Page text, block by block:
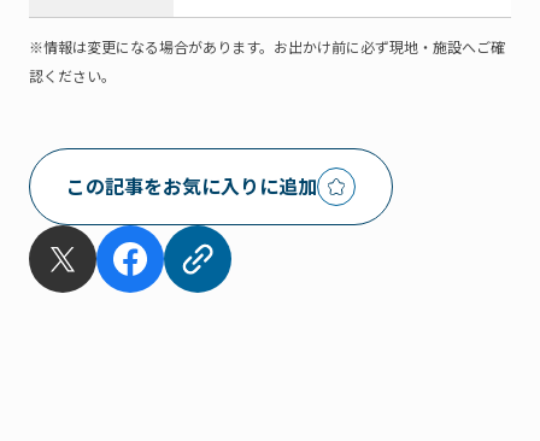
※情報は変更になる場合があります。お出かけ前に必ず現地・施設へご確
認ください。
この記事をお気に入りに追加